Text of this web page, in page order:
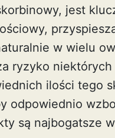
jest
w wielu
ryzyko
ilości tego
odpowiednio
są najbogatsze